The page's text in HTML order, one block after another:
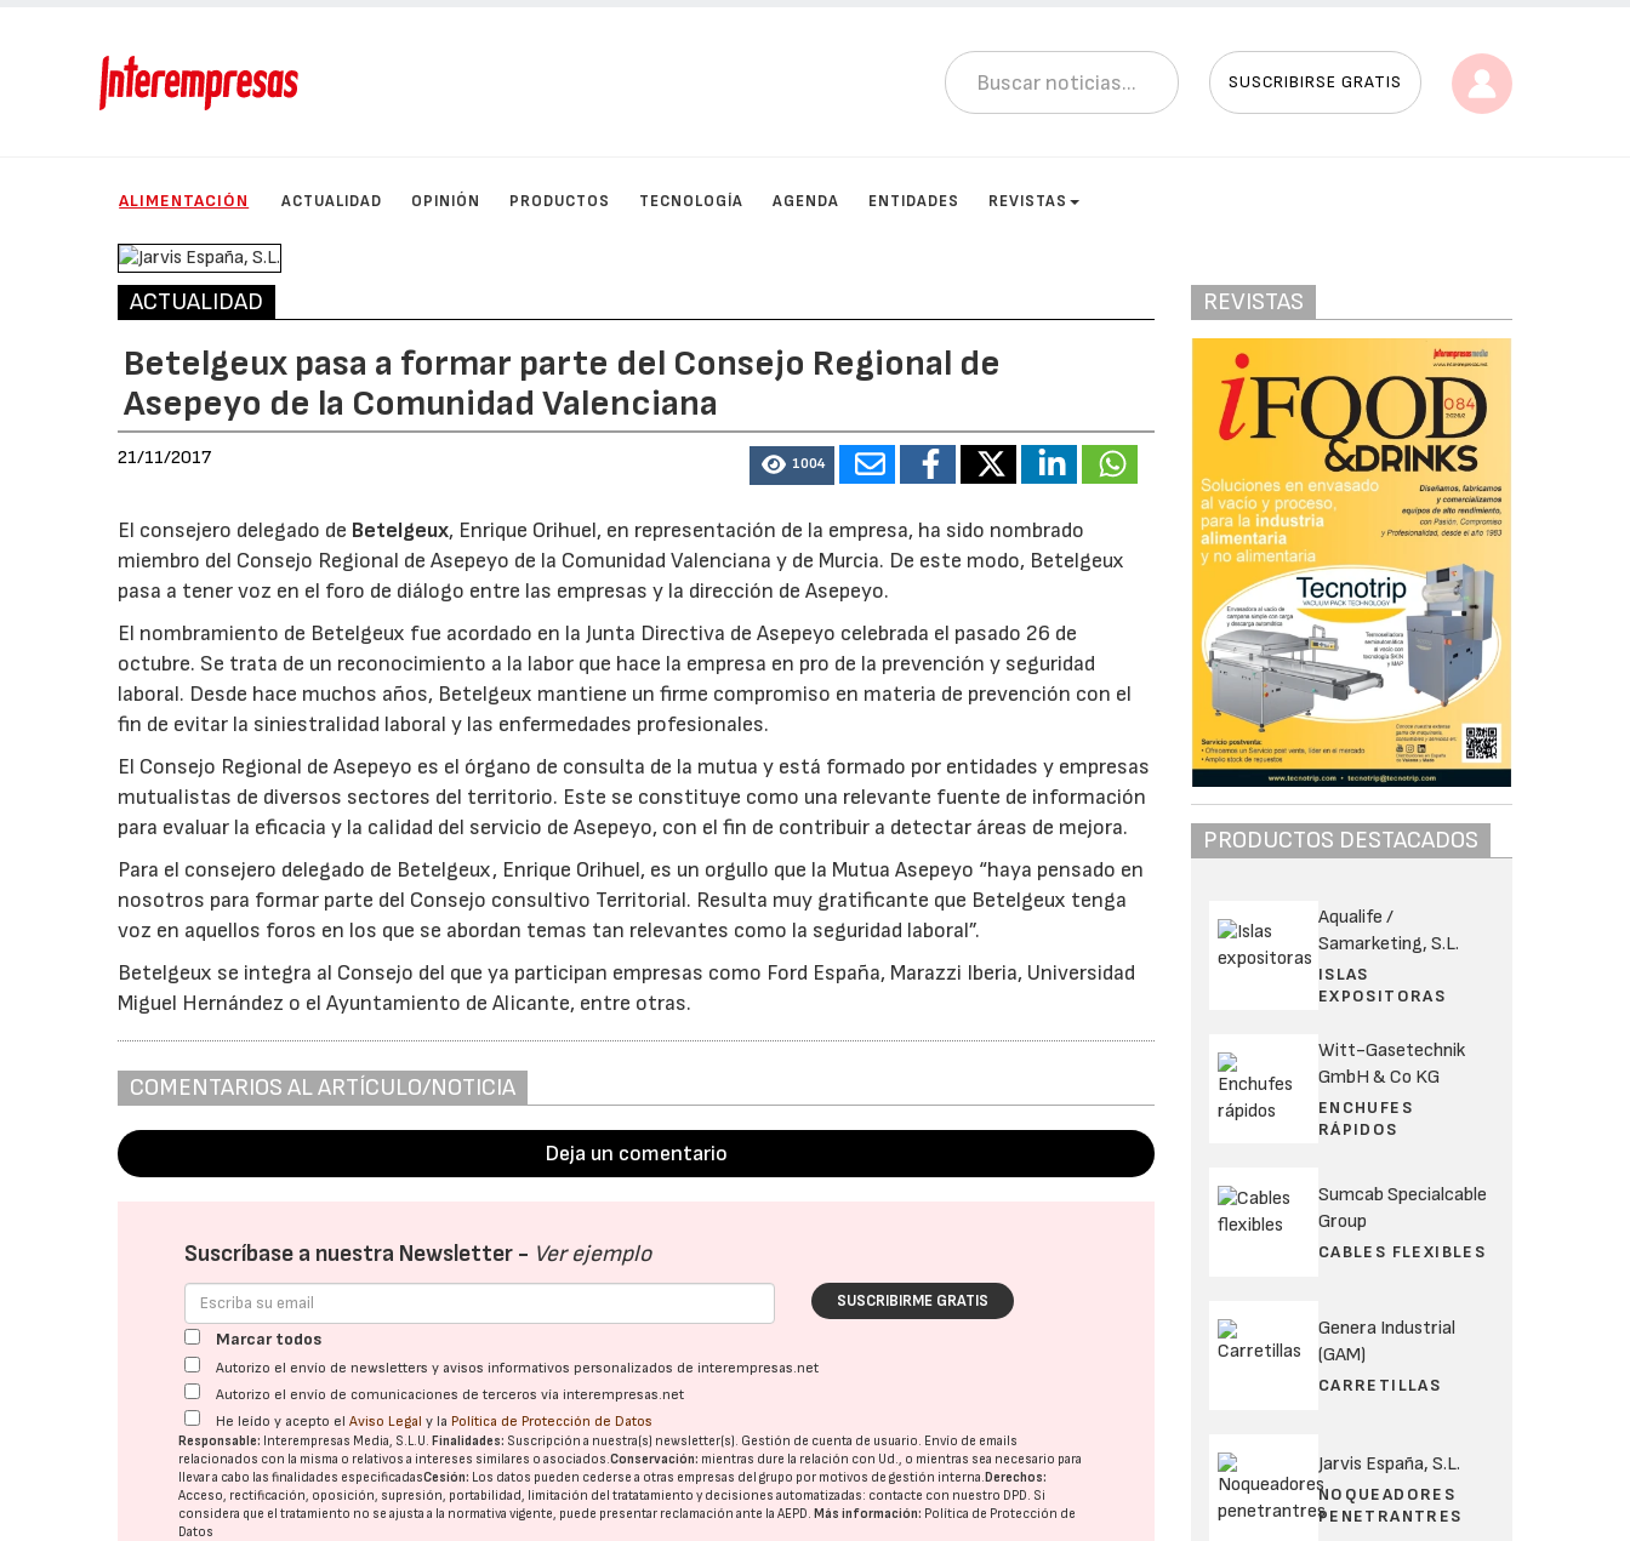
SUSCRIBIRSE GRATIS
ALIMENTACIÓN ACTUALIDAD OPINIÓN PRODUCTOS TECNOLOGÍA AGENDA ENTIDADES REVISTAS
ACTUALIDAD
Betelgeux pasa a formar parte del Consejo Regional de
Asepeyo de la Comunidad Valenciana
21/11/2017 1004
El consejero delegado de Betelgeux, Enrique Orihuel, en representación de la empresa, ha sido nombrado
miembro del Consejo Regional de Asepeyo de la Comunidad Valenciana y de Murcia. De este modo, Betelgeux
pasa a tener voz en el foro de diálogo entre las empresas y la dirección de Asepeyo.
El nombramiento de Betelgeux fue acordado en la Junta Directiva de Asepeyo celebrada el pasado 26 de
octubre. Se trata de un reconocimiento a la labor que hace la empresa en pro de la prevención y seguridad
laboral. Desde hace muchos años, Betelgeux mantiene un firme compromiso en materia de prevención con el
fin de evitar la siniestralidad laboral y las enfermedades profesionales.
El Consejo Regional de Asepeyo es el órgano de consulta de la mutua y está formado por entidades y empresas
mutualistas de diversos sectores del territorio. Este se constituye como una relevante fuente de información
para evaluar la eficacia y la calidad del servicio de Asepeyo, con el fin de contribuir a detectar áreas de mejora.
Para el consejero delegado de Betelgeux, Enrique Orihuel, es un orgullo que la Mutua Asepeyo “haya pensado en
nosotros para formar parte del Consejo consultivo Territorial. Resulta muy gratificante que Betelgeux tenga
voz en aquellos foros en los que se abordan temas tan relevantes como la seguridad laboral”.
Betelgeux se integra al Consejo del que ya participan empresas como Ford España, Marazzi Iberia, Universidad
Miguel Hernández o el Ayuntamiento de Alicante, entre otras.
COMENTARIOS AL ARTÍCULO/NOTICIA
Deja un comentario
Suscríbase a nuestra Newsletter - Ver ejemplo
SUSCRIBIRME GRATIS
Marcar todos
Autorizo el envío de newsletters y avisos informativos personalizados de interempresas.net
Autorizo el envío de comunicaciones de terceros vía interempresas.net
He leído y acepto elAviso Legal y la Política de Protección de Datos
Responsable: Interempresas Media, S.L.U.Finalidades: Suscripción a nuestra(s) newsletter(s). Gestión de cuenta de usuario. Envío de emails
relacionados con la misma o relativos a intereses similares o asociados.Conservación: mientras dure la relación con Ud., o mientras sea necesario para
llevar a cabo las finalidades especificadasCesión: Los datos pueden cederse a otras empresas del grupo por motivos de gestión interna.Derechos:
Acceso, rectificación, oposición, supresión, portabilidad, limitación del tratatamiento y decisiones automatizadas: contacte con nuestro DPD. Si
considera que el tratamiento no se ajusta a la normativa vigente, puede presentar reclamación ante laAEPD.Más información: Política de Protección de
Datos
REVISTAS
PRODUCTOS DESTACADOS
Aqualife /
Samarketing, S.L.
ISLAS
EXPOSITORAS
Witt-Gasetechnik
GmbH & Co KG
ENCHUFES
RÁPIDOS
Sumcab Specialcable
Group
CABLES FLEXIBLES
Genera Industrial
(GAM)
CARRETILLAS
Jarvis España, S.L.
NOQUEADORES
PENETRANTRES